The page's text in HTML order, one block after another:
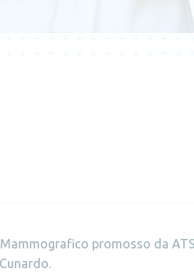
promosso da ATS